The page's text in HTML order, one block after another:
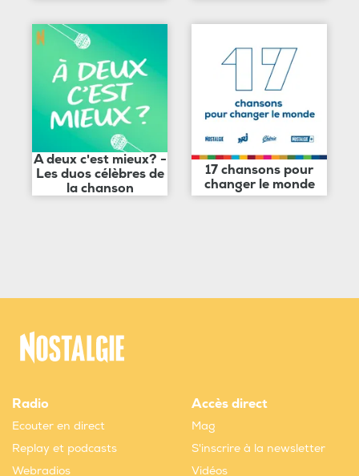
A deux c'est mieux? -
Les duos célèbres de
la chanson
17 chansons pour
changer le monde
Radio
Ecouter en direct
Replay et podcasts
Webradios
Accès direct
Mag
S'inscrire à la newsletter
Vidéos